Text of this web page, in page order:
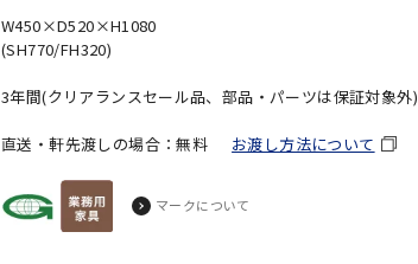
W450×D520×H1080
(SH770/FH320)
3年間(クリアランスセール品、部品・パーツは保証対象外)
直送・軒先渡しの場合：無料 お渡し方法について
マークについて